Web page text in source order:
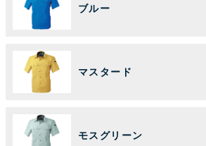
ブルー
マスタード
モスグリーン